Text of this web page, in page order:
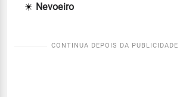
Nevoeiro